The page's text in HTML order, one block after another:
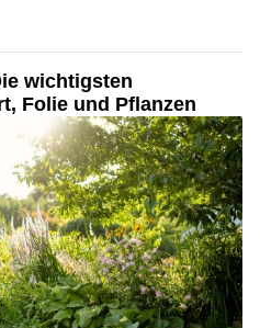
wichtigsten
Folie und Pflanzen